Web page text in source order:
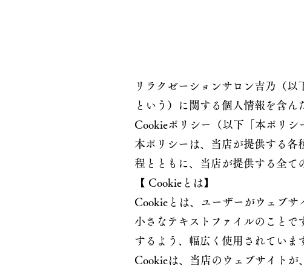
リラクゼーションサロン吉乃（
という）に関する個人情報を含
Cookieポリシー（以下「本ポリシ
本ポリシーは、当店が提供する各
程とともに、当店が提供する全て
【 Cookieとは】
Cookieとは、ユーザーがウェブ
小さなテキストファイルのことで
するよう、幅広く使用されていま
Cookieは、当店のウェブサイト